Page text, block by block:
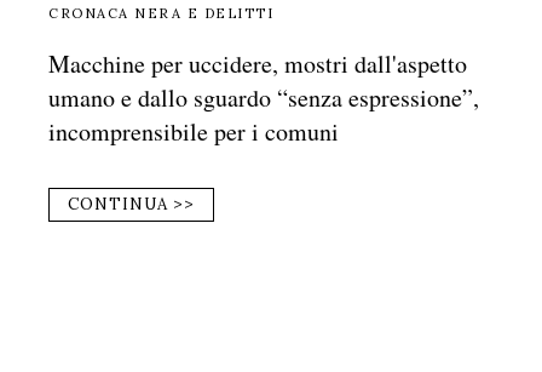
CRONACA NERA E DELITTI
Macchine per uccidere, mostri dall'aspetto
umano e dallo sguardo “senza espressione”,
incomprensibile per i comuni
CONTINUA >>